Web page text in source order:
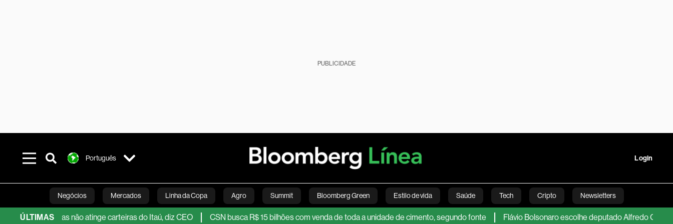
PUBLICIDADE
Português Login
Negócios Mercados Linha da Copa Agro Summit Bloomberg Green Estilo de vida Saúde Tech Cripto Newsletters
Línea Studios Podcasts Inovação Finanças pessoais Viagens Internacional Brasil Startups Linha Executiva Opinião Vídeos
ÚLTIMAS
mas não atinge carteiras do Itaú, diz CEO CSN busca R$ 15 bilhões com venda de toda a unidade de cimento, segundo fonte Flávio Bolsonaro escolhe deputado Alfredo Gaspar